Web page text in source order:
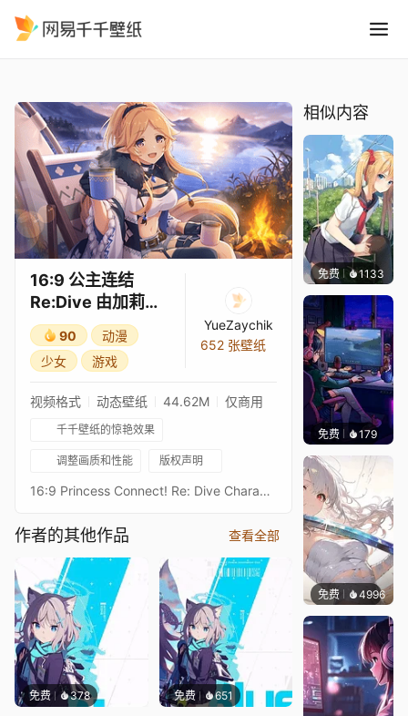
16:9 公主连结
Re:Dive 由加莉
（露营）3★
90
动漫
少女
游戏
YueZaychik
652 张壁纸
视频格式 动态壁纸 44.62M 仅商用
千千壁纸的惊艳效果
调整画质和性能 版权声明
16:9 Princess Connect! Re: Dive Character Live Wallpaperプリンセスコネクトリダイブ超异域公主连结！Re: DiveResolution: 16:9 3584 x 2016Overall Bit Rate: ≈40Mb/s ± 3Mb/s3★由加莉 露营3★ユカリ（キャンプ） - YukariAfter Waifu2x upscaling + FFmpeg frame processing21:9 3440 x 1440 Resolution：https://steamcommunity.com/sharedfiles/filedetails/?id=2826840624Princess Connect! Re: Dive 16:9 Collections：https://steamcommunity.com/sharedfiles/filedetails/?id=2134024999Princess Connect! Re: Dive 21:9 Collections：https://steamcommunity.com/sharedfiles/filedetails/?id=2137377323
作者的其他作品 查看全部
免费 378 免费 651
相似内容
免费 1133
免费 179
免费 4996